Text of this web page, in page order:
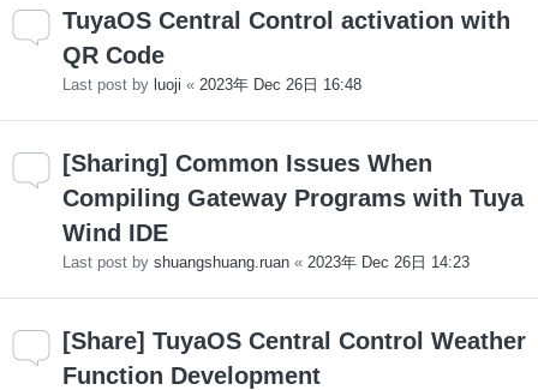
TuyaOS Central Control activation with
QR Code
Last post by luoji « 2023年 Dec 26日 16:48
[Sharing] Common Issues When
Compiling Gateway Programs with Tuya
Wind IDE
Last post by shuangshuang.ruan « 2023年 Dec 26日 14:23
[Share] TuyaOS Central Control Weather
Function Development